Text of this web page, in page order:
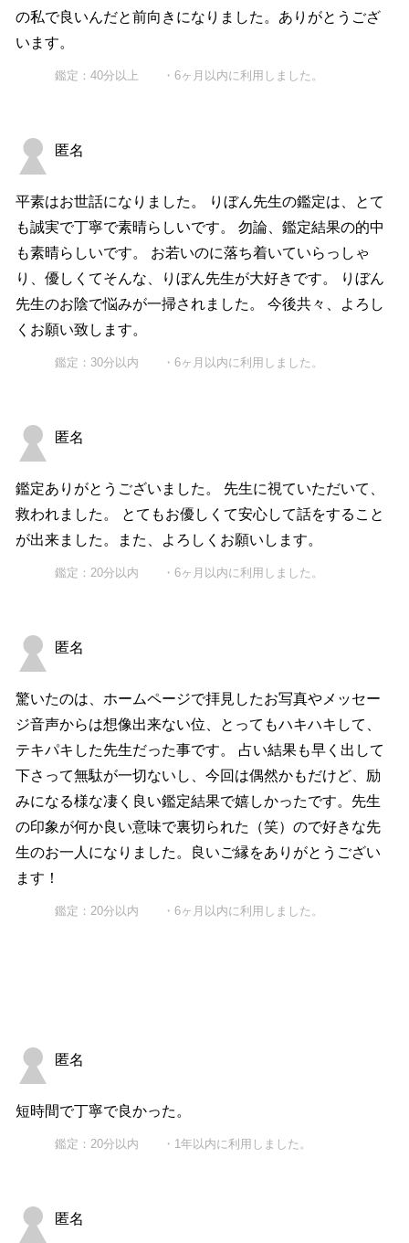
の私で良いんだと前向きになりました。ありがとうござ
います。
鑑定：40分以上 ・6ヶ月以内に利用しました。
匿名
平素はお世話になりました。 りぼん先生の鑑定は、とて
も誠実で丁寧で素晴らしいです。 勿論、鑑定結果の的中
も素晴らしいです。 お若いのに落ち着いていらっしゃ
り、優しくてそんな、りぼん先生が大好きです。 りぼん
先生のお陰で悩みが一掃されました。 今後共々、よろし
くお願い致します。
鑑定：30分以内 ・6ヶ月以内に利用しました。
匿名
鑑定ありがとうございました。 先生に視ていただいて、
救われました。 とてもお優しくて安心して話をすること
が出来ました。また、よろしくお願いします。
鑑定：20分以内 ・6ヶ月以内に利用しました。
匿名
驚いたのは、ホームページで拝見したお写真やメッセー
ジ音声からは想像出来ない位、とってもハキハキして、
テキパキした先生だった事です。 占い結果も早く出して
下さって無駄が一切ないし、今回は偶然かもだけど、励
みになる様な凄く良い鑑定結果で嬉しかったです。先生
の印象が何か良い意味で裏切られた（笑）ので好きな先
生のお一人になりました。良いご縁をありがとうござい
ます！
鑑定：20分以内 ・6ヶ月以内に利用しました。
匿名
短時間で丁寧で良かった。
鑑定：20分以内 ・1年以内に利用しました。
匿名